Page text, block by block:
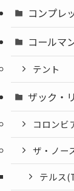
コンプレ
コールマ
テント
ザック・
コロンビ
ザ・ノー
テルス